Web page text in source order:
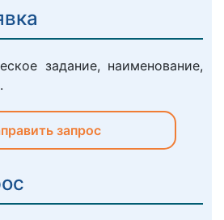
задание, наименование,
запрос